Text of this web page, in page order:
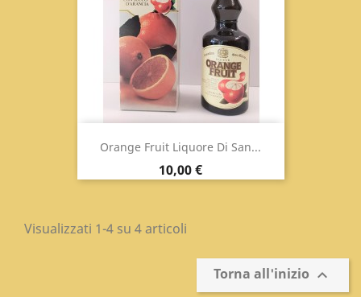
Orange Fruit Liquore Di San...
Prezzo
10,00 €
Visualizzati 1-4 su 4 articoli
Torna all'inizio 